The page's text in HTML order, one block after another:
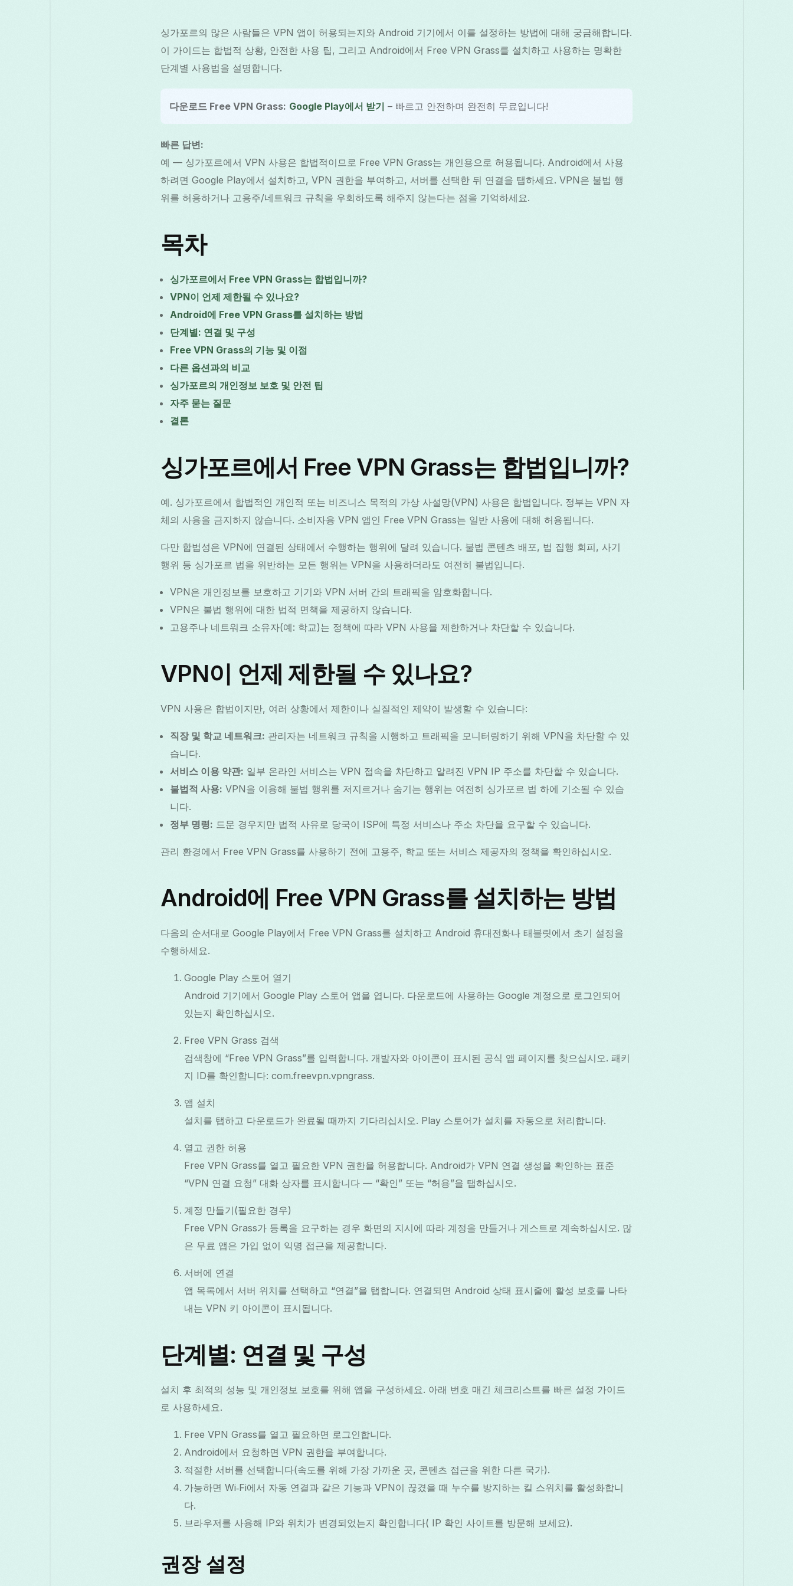
싱가포르의 많은 사람들은 VPN 앱이 허용되는지와 Android 기기에서 이를 설정하는 방법에 대해 궁금해합니다.
이 가이드는 합법적 상황, 안전한 사용 팁, 그리고 Android에서 Free VPN Grass를 설치하고 사용하는 명확한
단계별 사용법을 설명합니다.
다운로드 Free VPN Grass: Google Play에서 받기 – 빠르고 안전하며 완전히 무료입니다!
빠른 답변:
예 — 싱가포르에서 VPN 사용은 합법적이므로 Free VPN Grass는 개인용으로 허용됩니다. Android에서 사용
하려면 Google Play에서 설치하고, VPN 권한을 부여하고, 서버를 선택한 뒤 연결을 탭하세요. VPN은 불법 행
위를 허용하거나 고용주/네트워크 규칙을 우회하도록 해주지 않는다는 점을 기억하세요.
목차
싱가포르에서 Free VPN Grass는 합법입니까?
VPN이 언제 제한될 수 있나요?
Android에 Free VPN Grass를 설치하는 방법
단계별: 연결 및 구성
Free VPN Grass의 기능 및 이점
다른 옵션과의 비교
싱가포르의 개인정보 보호 및 안전 팁
자주 묻는 질문
결론
싱가포르에서 Free VPN Grass는 합법입니까?
예. 싱가포르에서 합법적인 개인적 또는 비즈니스 목적의 가상 사설망(VPN) 사용은 합법입니다. 정부는 VPN 자
체의 사용을 금지하지 않습니다. 소비자용 VPN 앱인 Free VPN Grass는 일반 사용에 대해 허용됩니다.
다만 합법성은 VPN에 연결된 상태에서 수행하는 행위에 달려 있습니다. 불법 콘텐츠 배포, 법 집행 회피, 사기
행위 등 싱가포르 법을 위반하는 모든 행위는 VPN을 사용하더라도 여전히 불법입니다.
VPN은 개인정보를 보호하고 기기와 VPN 서버 간의 트래픽을 암호화합니다.
VPN은 불법 행위에 대한 법적 면책을 제공하지 않습니다.
고용주나 네트워크 소유자(예: 학교)는 정책에 따라 VPN 사용을 제한하거나 차단할 수 있습니다.
VPN이 언제 제한될 수 있나요?
VPN 사용은 합법이지만, 여러 상황에서 제한이나 실질적인 제약이 발생할 수 있습니다:
직장 및 학교 네트워크: 관리자는 네트워크 규칙을 시행하고 트래픽을 모니터링하기 위해 VPN을 차단할 수 있
습니다.
서비스 이용 약관: 일부 온라인 서비스는 VPN 접속을 차단하고 알려진 VPN IP 주소를 차단할 수 있습니다.
불법적 사용: VPN을 이용해 불법 행위를 저지르거나 숨기는 행위는 여전히 싱가포르 법 하에 기소될 수 있습
니다.
정부 명령: 드문 경우지만 법적 사유로 당국이 ISP에 특정 서비스나 주소 차단을 요구할 수 있습니다.
관리 환경에서 Free VPN Grass를 사용하기 전에 고용주, 학교 또는 서비스 제공자의 정책을 확인하십시오.
Android에 Free VPN Grass를 설치하는 방법
다음의 순서대로 Google Play에서 Free VPN Grass를 설치하고 Android 휴대전화나 태블릿에서 초기 설정을
수행하세요.
Google Play 스토어 열기
Android 기기에서 Google Play 스토어 앱을 엽니다. 다운로드에 사용하는 Google 계정으로 로그인되어
있는지 확인하십시오.
Free VPN Grass 검색
검색창에 “Free VPN Grass”를 입력합니다. 개발자와 아이콘이 표시된 공식 앱 페이지를 찾으십시오. 패키
지 ID를 확인합니다: com.freevpn.vpngrass.
앱 설치
설치를 탭하고 다운로드가 완료될 때까지 기다리십시오. Play 스토어가 설치를 자동으로 처리합니다.
열고 권한 허용
Free VPN Grass를 열고 필요한 VPN 권한을 허용합니다. Android가 VPN 연결 생성을 확인하는 표준
“VPN 연결 요청” 대화 상자를 표시합니다 — “확인” 또는 “허용”을 탭하십시오.
계정 만들기(필요한 경우)
Free VPN Grass가 등록을 요구하는 경우 화면의 지시에 따라 계정을 만들거나 게스트로 계속하십시오. 많
은 무료 앱은 가입 없이 익명 접근을 제공합니다.
서버에 연결
앱 목록에서 서버 위치를 선택하고 “연결”을 탭합니다. 연결되면 Android 상태 표시줄에 활성 보호를 나타
내는 VPN 키 아이콘이 표시됩니다.
단계별: 연결 및 구성
설치 후 최적의 성능 및 개인정보 보호를 위해 앱을 구성하세요. 아래 번호 매긴 체크리스트를 빠른 설정 가이드
로 사용하세요.
Free VPN Grass를 열고 필요하면 로그인합니다.
Android에서 요청하면 VPN 권한을 부여합니다.
적절한 서버를 선택합니다(속도를 위해 가장 가까운 곳, 콘텐츠 접근을 위한 다른 국가).
가능하면 Wi‑Fi에서 자동 연결과 같은 기능과 VPN이 끊겼을 때 누수를 방지하는 킬 스위치를 활성화합니
다.
브라우저를 사용해 IP와 위치가 변경되었는지 확인합니다( IP 확인 사이트를 방문해 보세요).
권장 설정